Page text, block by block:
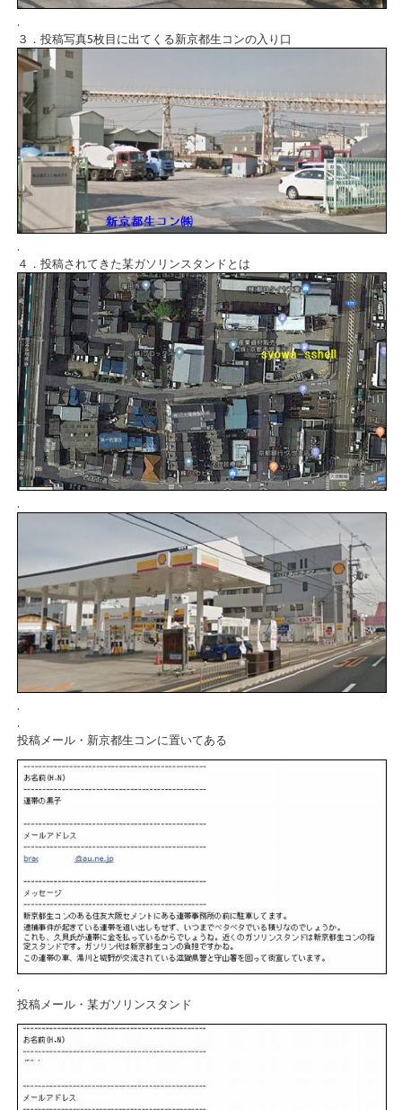
.
３．投稿写真5枚目に出てくる新京都生コンの入り口
.
４．投稿されてきた某ガソリンスタンドとは
投稿メール・新京都生コンに置いてある
投稿メール・某ガソリンスタンド